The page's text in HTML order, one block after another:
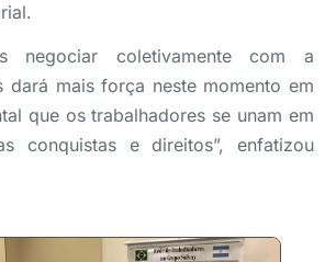
negociar coletivamente com a
dará mais força neste momento em
que os trabalhadores se unam em
conquistas e direitos”, enfatizou